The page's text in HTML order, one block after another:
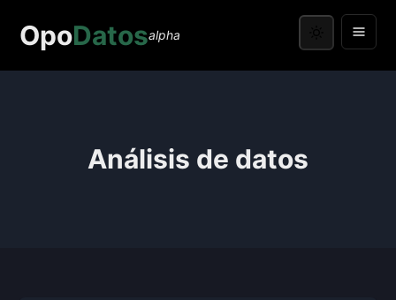
OpoDatosalpha
Análisis de datos